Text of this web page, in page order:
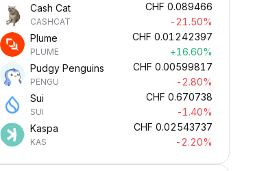
Cash Cat
CASHCAT
CHF 0.089466
-21.50%
Plume
PLUME
CHF 0.01242397
+16.60%
Pudgy Penguins
PENGU
CHF 0.00599817
-2.80%
Sui
SUI
CHF 0.670738
-1.40%
Kaspa
KAS
CHF 0.02543737
-2.20%